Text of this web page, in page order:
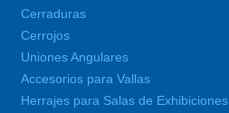
Cerraduras
Cerrojos
Uniones Angulares
Accesorios para Vallas
Herrajes para Salas de Exhibiciones